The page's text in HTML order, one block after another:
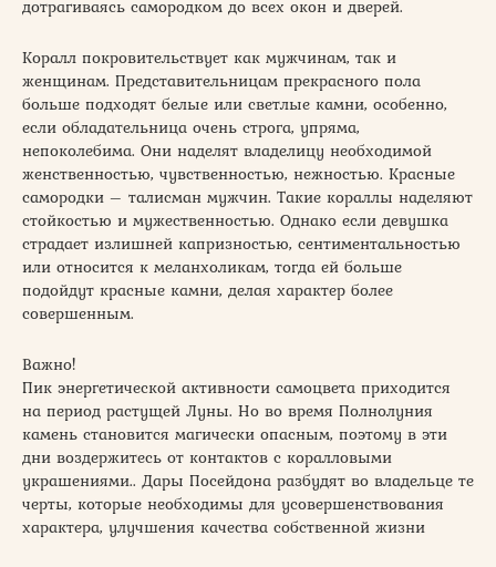
дотрагиваясь самородком до всех окон и дверей.
Коралл покровительствует как мужчинам, так и
женщинам. Представительницам прекрасного пола
больше подходят белые или светлые камни, особенно,
если обладательница очень строга, упряма,
непоколебима. Они наделят владелицу необходимой
женственностью, чувственностью, нежностью. Красные
самородки – талисман мужчин. Такие кораллы наделяют
стойкостью и мужественностью. Однако если девушка
страдает излишней капризностью, сентиментальностью
или относится к меланхоликам, тогда ей больше
подойдут красные камни, делая характер более
совершенным.
Важно!
Пик энергетической активности самоцвета приходится
на период растущей Луны. Но во время Полнолуния
камень становится магически опасным, поэтому в эти
дни воздержитесь от контактов с коралловыми
украшениями.. Дары Посейдона разбудят во владельце те
черты, которые необходимы для усовершенствования
характера, улучшения качества собственной жизни